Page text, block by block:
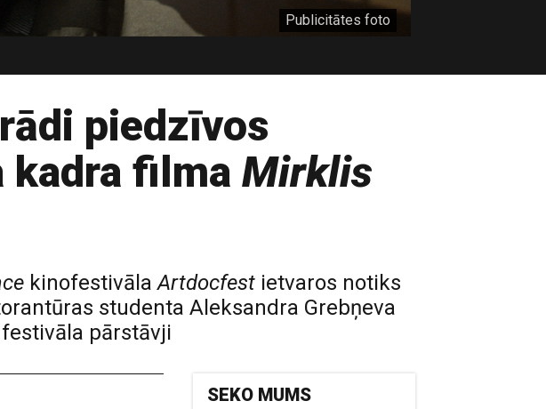
Publicitātes foto
piedzīvos
kadra filma Mirklis
kinofestivālaArtdocfest ietvaros notiks
studenta Aleksandra Grebņeva
pārstāvji
SEKO MUMS